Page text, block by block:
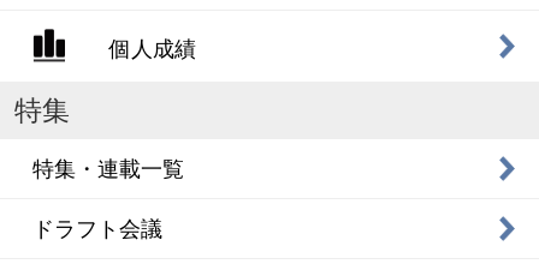
個人成績
特集
特集・連載一覧
ドラフト会議